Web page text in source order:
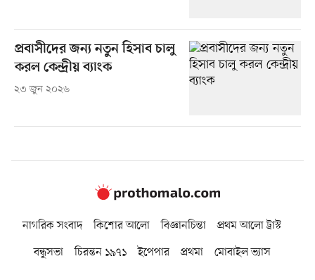
প্রবাসীদের জন্য নতুন হিসাব চালু
করল কেন্দ্রীয় ব্যাংক
২৩ জুন ২০২৬
নাগরিক সংবাদ কিশোর আলো বিজ্ঞানচিন্তা
প্রথম আলো ট্রাস্ট
বন্ধুসভা
চিরন্তন ১৯৭১ ইপেপার প্রথমা মোবাইল ভ্যাস